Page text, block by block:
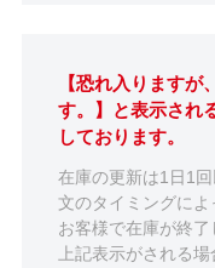
【恐れ入ります
す。】と表示され
しております。
在庫の更新は1日1
文のタイミングに
お客様で在庫が終
上記表示がされる